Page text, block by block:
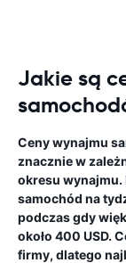
Jakie są
Ceny wynajmu
znacznie w
okresu wynajmu.
samochód na
podczas gdy
około 400 USD.
firmy, dlatego